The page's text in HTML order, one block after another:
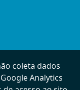
coleta dados
Analytics